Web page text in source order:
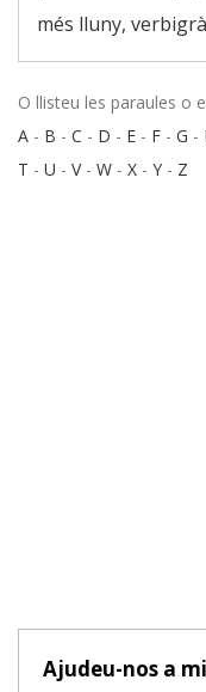
més lluny,
O llisteu les paraules o
A - B - C - D - E - F - G -
T - U - V- W - X - Y - Z
Ajudeu-nos a